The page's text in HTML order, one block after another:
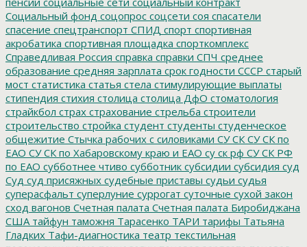
Социальный фонд соцопрос соцсети соя спасатели
спасение спецтранспорт СПИД спорт спортивная
акробатика спортивная площадка спорткомплекс
Справедливая Россия справка справки СПЧ среднее
образование средняя зарплата срок годности СССР старый
мост статистика статья стела стимулирующие выплаты
стипендия стихия столица столица ДфО стоматология
страйкбол страх страхование стрельба строители
строительство стройка студент студенты студенческое
общежитие Стычка рабочих с силовиками СУ СК СУ СК по
ЕАО СУ СК по Хабаровскому краю и ЕАО су ск рф СУ СК РФ
по ЕАО субботнее чтиво субботник субсидии субсидия суд
Суд суд присяжных судебные приставы судьи судья
суперасфальт суперлуние суррогат суточные сухой закон
сход вагонов Счетная палата Счетная палата Биробиджана
США тайфун таможня Тарасенко ТАРИ тарифы Татьяна
Гладких Тафи-диагностика театр текстильная